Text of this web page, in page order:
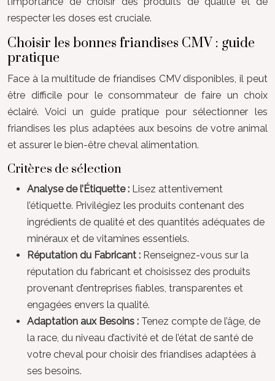
respecter les doses est cruciale.
Choisir les bonnes friandises CMV : guide
pratique
Face à la multitude de friandises CMV disponibles, il peut
être difficile pour le consommateur de faire un choix
éclairé. Voici un guide pratique pour sélectionner les
friandises les plus adaptées aux besoins de votre animal
et assurer le bien-être cheval alimentation.
Critères de sélection
Analyse de l’Étiquette : Lisez attentivement
l’étiquette. Privilégiez les produits contenant des
ingrédients de qualité et des quantités adéquates de
minéraux et de vitamines essentiels.
Réputation du Fabricant : Renseignez-vous sur la
réputation du fabricant et choisissez des produits
provenant d’entreprises fiables, transparentes et
engagées envers la qualité.
Adaptation aux Besoins : Tenez compte de l’âge, de
la race, du niveau d’activité et de l’état de santé de
votre cheval pour choisir des friandises adaptées à
ses besoins.